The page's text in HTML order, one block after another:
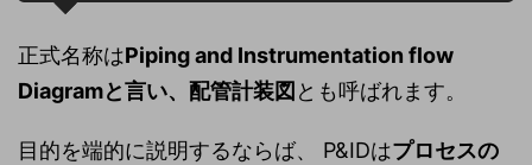
正式名称はPiping and Instrumentation flow
Diagramと言い、配管計装図 とも呼ばれます。
目的を端的に説明するならば、 P&IDはプロセスの